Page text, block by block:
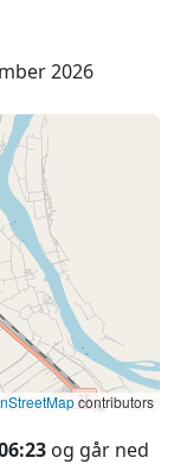
2026
contributors
og går ned